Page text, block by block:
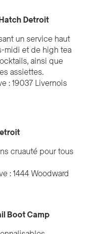
Detroit
un service haut
midi et de high tea
ainsi que
assiettes.
: 19037 Livernois
cruauté pour tous
: 1444 Woodward
Boot Camp